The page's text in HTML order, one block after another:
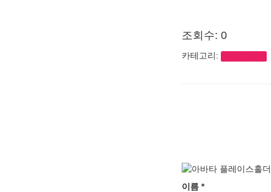
조회수: 0
카테고리:
이름 *